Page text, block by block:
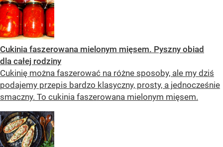
Cukinia faszerowana mielonym mięsem. Pyszny obiad
dla całej rodziny
Cukinię można faszerować na różne sposoby, ale my dziś
podajemy przepis bardzo klasyczny, prosty, a jednocześnie
smaczny. To cukinia faszerowana mielonym mięsem.